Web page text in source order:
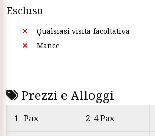
Escluso
Qualsiasi visita facoltativa
Mance
Prezzi e Alloggi
1- Pax 2-4 Pax